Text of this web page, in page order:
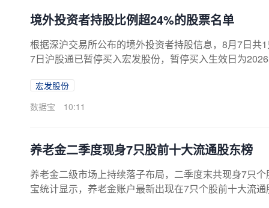
境外投资者持股比例超24%的股票名单
根据深沪交易所公布的境外投资者持股信息，8月7日
7日沪股通已暂停买入宏发股份，暂停买入生效日为
比例（%）600885宏发股份 4.1326.66注：境外投资者含QFII/RQFII/深股通/全球存托凭证跨境转换机构/全球存托凭证存托
人；沪市境外投资者含QFII/RQFII/沪股通/境外跨境转
宏发股份
数据宝
10:11
养老金二季度现身7只股前十大流通股东榜
养老金二级市场上持续落子布局，二季度末共现身7只
宝统计显示，养老金账户最新出现在7只个股前十大流